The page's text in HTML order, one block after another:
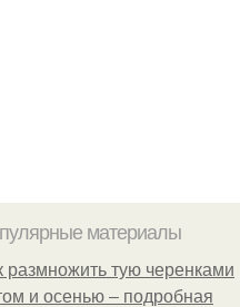
материалы
размножить тую черенками
и осенью – подробная